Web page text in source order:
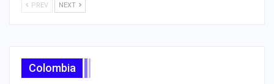
PREV NEXT
Colombia